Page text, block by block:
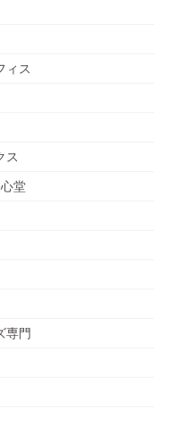
ィス
ス
堂
専門